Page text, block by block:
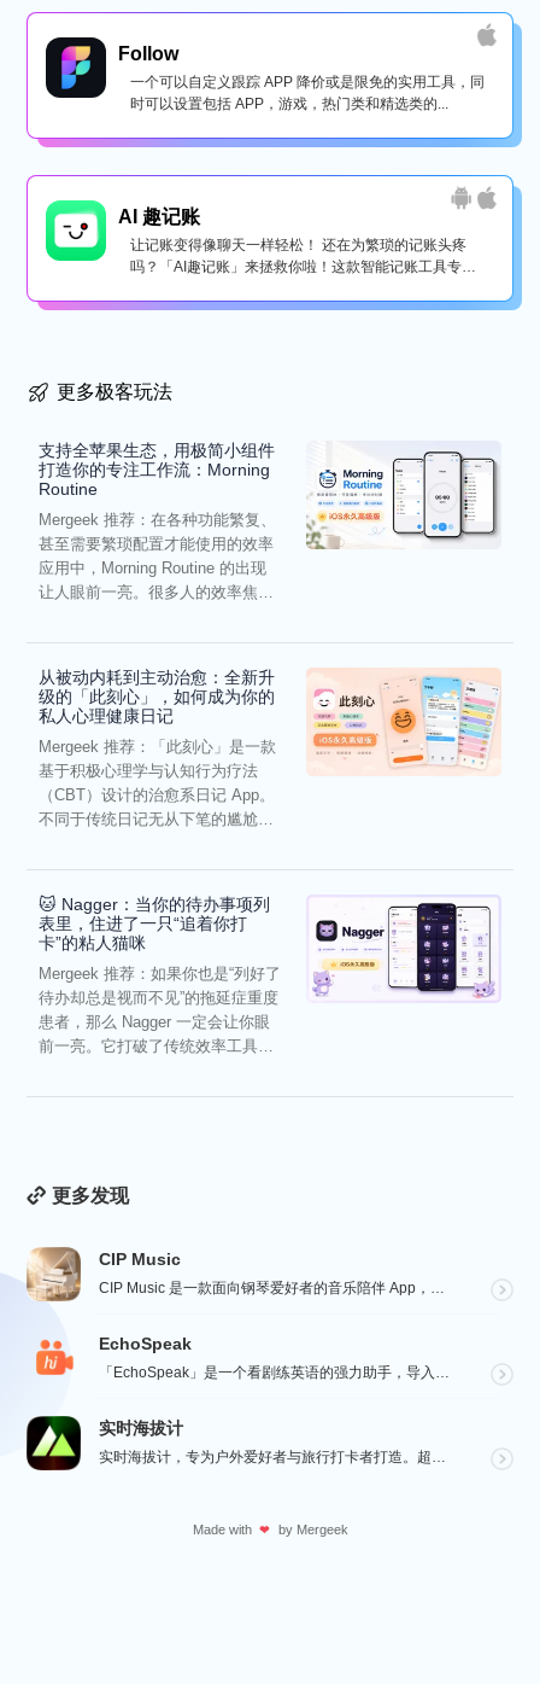
Follow
一个可以自定义跟踪 APP 降价或是限免的实用工具，同
时可以设置包括 APP，游戏，热门类和精选类的...
AI 趣记账
让记账变得像聊天一样轻松！ 还在为繁琐的记账头疼
吗？「AI趣记账」来拯救你啦！这款智能记账工具专为
更多极客玩法
支持全苹果生态，用极简小组件
打造你的专注工作流：Morning
Routine
Mergeek 推荐：在各种功能繁复、
甚至需要繁琐配置才能使用的效率
应用中，Morning Routine 的出现
让人眼前一亮。很多人的效率焦
从被动内耗到主动治愈：全新升
级的「此刻心」，如何成为你的
私人心理健康日记
Mergeek 推荐：「此刻心」是一款
基于积极心理学与认知行为疗法
（CBT）设计的治愈系日记 App。
不同于传统日记无从下笔的尴尬，
🐱 Nagger：当你的待办事项列
表里，住进了一只“追着你打
卡”的粘人猫咪
Mergeek 推荐：如果你也是“列好了
待办却总是视而不见”的拖延症重度
患者，那么 Nagger 一定会让你眼
前一亮。它打破了传统效率工具冰
更多发现
CIP Music
CIP Music 是一款面向钢琴爱好者的音乐陪伴 App，收录热门影视、动漫、游戏与最新 K-PO...
EchoSpeak
「EchoSpeak」是一个看剧练英语的强力助手，导入一个没有字幕的英语视频，可生成字幕，自动分词与...
实时海拔计
实时海拔计，专为户外爱好者与旅行打卡者打造。超大字号实时海拔、GPS 经纬度、气压与指南针数据一屏呈...
Made with ❤ by Mergeek